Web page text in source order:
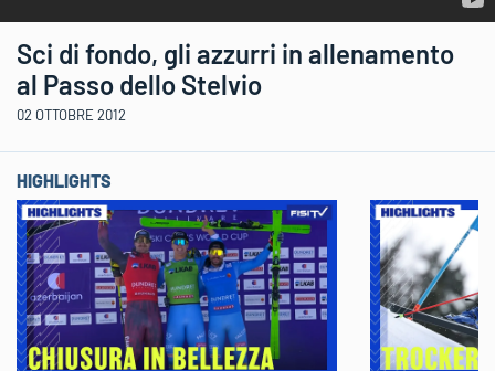
Sci di fondo, gli azzurri in allenamento
al Passo dello Stelvio
02 OTTOBRE 2012
HIGHLIGHTS